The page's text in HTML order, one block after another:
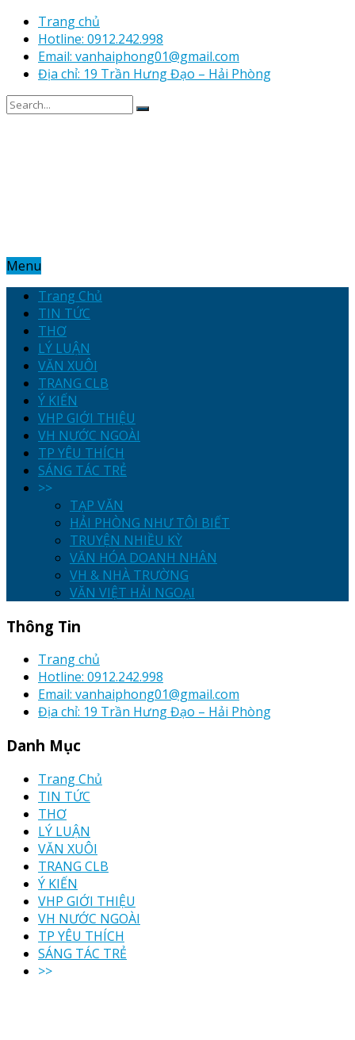
Trang chủ
Hotline: 0912.242.998
Email: vanhaiphong01@gmail.com
Địa chỉ: 19 Trần Hưng Đạo – Hải Phòng
Menu
Trang Chủ
TIN TỨC
THƠ
LÝ LUẬN
VĂN XUÔI
TRANG CLB
Ý KIẾN
VHP GIỚI THIỆU
VH NƯỚC NGOÀI
TP YÊU THÍCH
SÁNG TÁC TRẺ
>>
TẠP VĂN
HẢI PHÒNG NHƯ TÔI BIẾT
TRUYỆN NHIỀU KỲ
VĂN HÓA DOANH NHÂN
VH & NHÀ TRƯỜNG
VĂN VIỆT HẢI NGOẠI
Thông Tin
Trang chủ
Hotline: 0912.242.998
Email: vanhaiphong01@gmail.com
Địa chỉ: 19 Trần Hưng Đạo – Hải Phòng
Danh Mục
Trang Chủ
TIN TỨC
THƠ
LÝ LUẬN
VĂN XUÔI
TRANG CLB
Ý KIẾN
VHP GIỚI THIỆU
VH NƯỚC NGOÀI
TP YÊU THÍCH
SÁNG TÁC TRẺ
>>